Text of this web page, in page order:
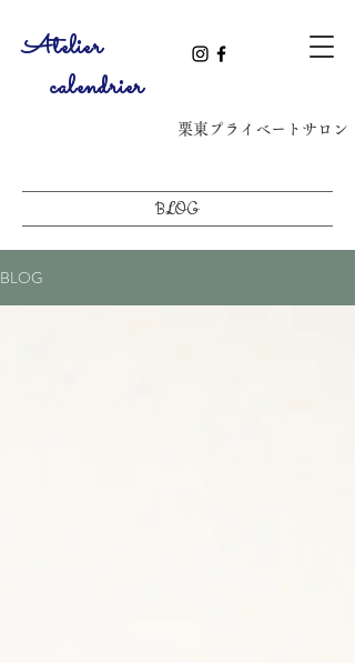
​Atelier
calendrier
​栗東プライベートサロン
BLOG
BLOG